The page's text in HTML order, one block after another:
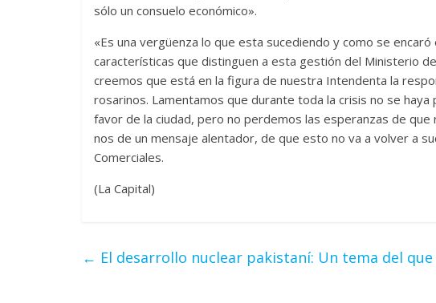
sólo un consuelo económico».
«Es una vergüenza lo que esta sucediendo y como se
características que distinguen a esta gestión del Ministerio
creemos que está en la figura de nuestra Intendenta la
rosarinos. Lamentamos que durante toda la crisis no se
favor de la ciudad, pero no perdemos las esperanzas de
nos de un mensaje alentador, de que esto no va a volver a
Comerciales.
(La Capital)
← El desarrollo nuclear pakistaní: Un tema del